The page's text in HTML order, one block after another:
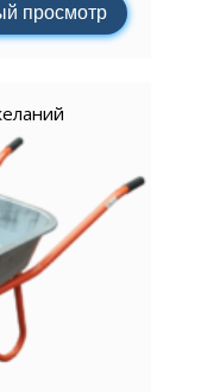
просмотр